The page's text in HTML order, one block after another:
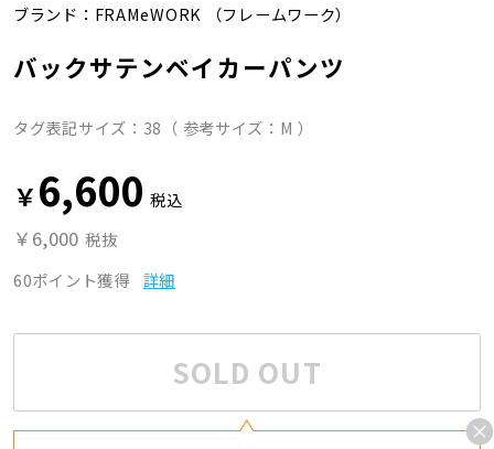
ブランド： FRAMeWORK （フレームワーク）
バックサテンベイカーパンツ
タグ表記サイズ：38（ 参考サイズ：M ）
￥6,600 税込
￥6,000 税抜
60ポイント獲得
詳細
SOLD OUT